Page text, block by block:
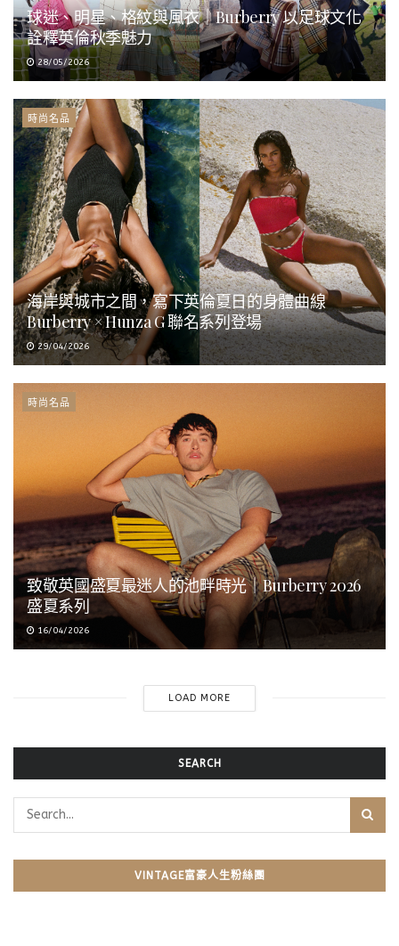
球迷、明星、格紋與風衣｜Burberry 以足球文化
詮釋英倫秋季魅力
28/05/2026
時尚名品
海岸與城市之間，寫下英倫夏日的身體曲線
Burberry × Hunza G 聯名系列登場
29/04/2026
時尚名品
致敬英國盛夏最迷人的池畔時光｜Burberry 2026
盛夏系列
16/04/2026
LOAD MORE
SEARCH
VINTAGE富豪人生粉絲團